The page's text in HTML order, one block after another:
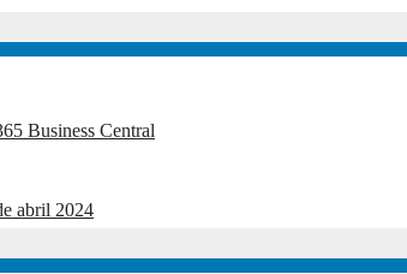
Business Central
abril 2024